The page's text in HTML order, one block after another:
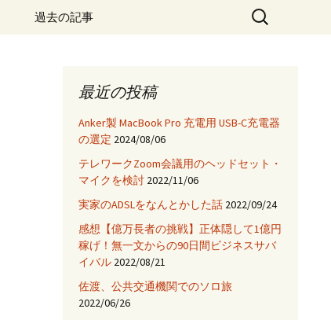
過去の記事
iPhone7 フィルム・ケー
JNIを使ってみる
AjaxTagsを使ってみる
eclipse -乗り換え→
NetBeans
検
索:
最近の投稿
Anker製 MacBook Pro 充電用 USB-C充電器
の選定 2024/08/06
テレワークZoom会議用のヘッドセット・
マイクを検討 2022/11/06
実家のADSLをなんとかした話 2022/09/24
感想【億万長者の挑戦】正体隠して1億円
稼げ！無一文からの90日間ビジネスサバ
イバル 2022/08/21
佐渡、公共交通機関でのソロ旅
2022/06/26